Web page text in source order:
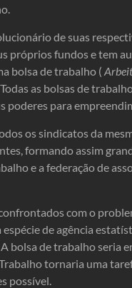
de suas
próprios fundos e tem
bolsa de trabalho (
as bolsas de
poderes para
os sindicatos da
formando assim
e a federação de
com o
de agência
bolsa de trabalho seria
tornaria uma
possível.